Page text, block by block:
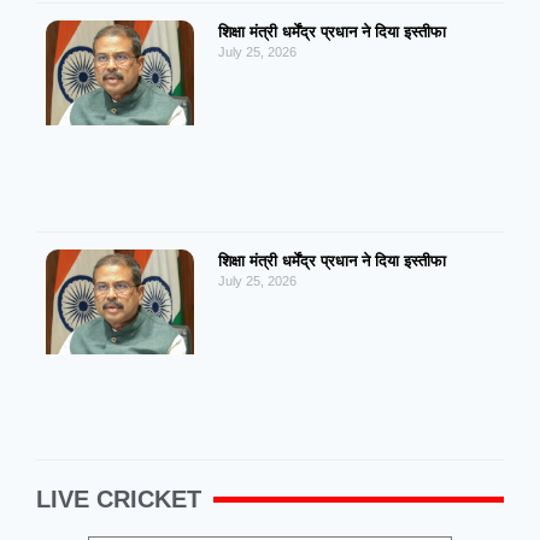
शिक्षा मंत्री धर्मेंद्र प्रधान ने दिया इस्तीफा
July 25, 2026
शिक्षा मंत्री धर्मेंद्र प्रधान ने दिया इस्तीफा
July 25, 2026
LIVE CRICKET